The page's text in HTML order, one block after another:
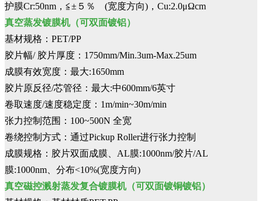
护膜Cr:50nm，≦±５％ (宽度方向)，Cu:2.0μΩcm
真空蒸发镀膜机（可双面镀铝）
基材规格：PET/PP
胶片幅/ 胶片厚度：1750mm/Min.3um-Max.25um
成膜有效宽度：最大:1650mm
胶片原反径/芯管径：最大:中600mm/6英寸
卷取速度/速度稳定度：1m/min~30m/min
张力控制范围：100~500N 全宽
卷绕控制方式：通过Pickup Roller进行张力控制
成膜规格：胶片双面成膜、AL膜:1000nm/胶片/AL
膜:1000nm、分布<10%(宽度方向)
真空磁控溅射蒸发复合镀膜机（可双面镀铜镀铝）